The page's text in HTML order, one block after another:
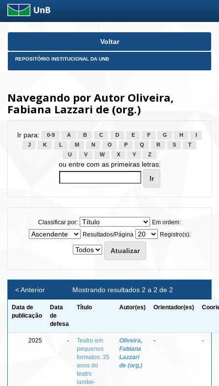
Skip
Voltar
REPOSITÓRIO INSTITUCIONAL DA UNB
Navegando por Autor Oliveira,
Fabiana Lazzari de (org.)
Ir para: 0-9 A B C D E F G H
J
K L M N O P Q R S
T
U
V W X Y Z
ou entre com as primeiras letras:
Classificar por:
Em ordem:
Resultados/Página
Registro(s):
Mostrando resultados 2 a 2 de 2
< Anterior
Data de
publicação
Data
de
defesa
Título Autor(es) Orientador(es)
2025 -
Teatro em
pequenos
formatos: 35
anos do
teatro
lambe-
Oliveira,
Fabiana
Lazzari
de (org.)
- -